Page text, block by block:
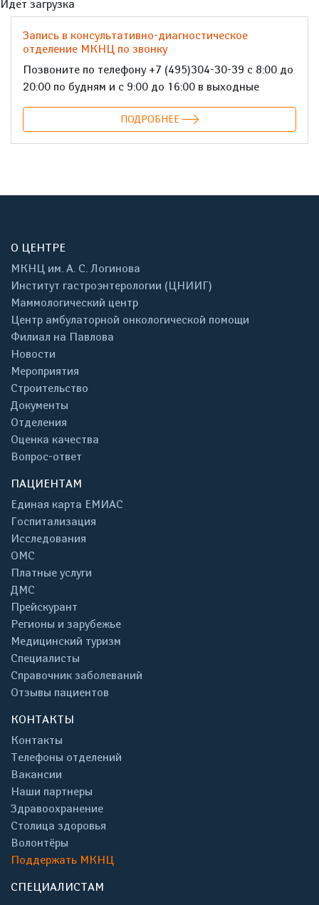
Идет загрузка
Запись в консультативно-диагностическое
отделение МКНЦ по звонку
Позвоните по телефону +7 (495)304-30-39 с 8:00 до
20:00 по будням и с 9:00 до 16:00 в выходные
ПОДРОБНЕЕ
О ЦЕНТРЕ
МКНЦ им. А. С. Логинова
Институт гастроэнтерологии (ЦНИИГ)
Маммологический центр
Центр амбулаторной онкологической помощи
Филиал на Павлова
Новости
Мероприятия
Строительство
Документы
Отделения
Оценка качества
Вопрос-ответ
ПАЦИЕНТАМ
Единая карта ЕМИАС
Госпитализация
Исследования
ОМС
Платные услуги
ДМС
Прейскурант
Регионы и зарубежье
Медицинский туризм
Специалисты
Справочник заболеваний
Отзывы пациентов
КОНТАКТЫ
Контакты
Телефоны отделений
Вакансии
Наши партнеры
Здравоохранение
Столица здоровья
Волонтёры
Поддержать МКНЦ
СПЕЦИАЛИСТАМ